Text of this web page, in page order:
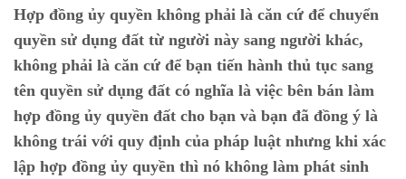
Hợp đồng ủy quyền không phải là căn cứ để chuyển
quyền sử dụng đất từ người này sang người khác,
không phải là căn cứ để bạn tiến hành thủ tục sang
tên quyền sử dụng đất có nghĩa là việc bên bán làm
hợp đồng ủy quyền đất cho bạn và bạn đã đồng ý là
không trái với quy định của pháp luật nhưng khi xác
lập hợp đồng ủy quyền thì nó không làm phát sinh